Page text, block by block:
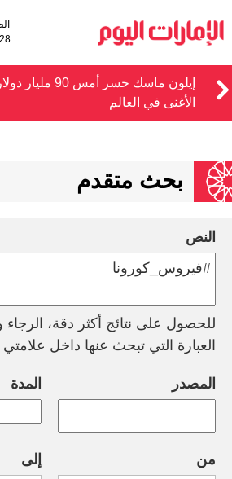
إيلون ماسك خسر
الأغنى في العالم
بحث متقدم
النص
للحصول على نتائج أكثر دقة، الرجاء
العبارة التي تبحث عنها داخل
المصدر المدة
من إلى